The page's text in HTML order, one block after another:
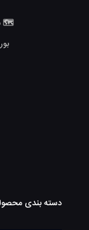
🗺
دسته بندی